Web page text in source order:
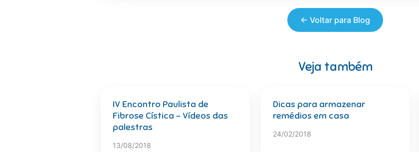
← Voltar para Blog
Veja também
IV Encontro Paulista de
Fibrose Cística – Vídeos das
palestras
13/08/2018
Dicas para armazenar
remédios em casa
24/02/2018